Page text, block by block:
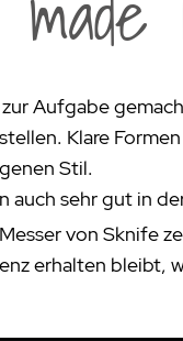
Aufgabe
Klare
Stil.
auch sehr gut in
von Sknife
erhalten bleibt,